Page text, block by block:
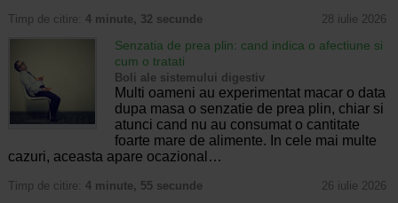
Timp de citire: 4 minute, 32 secunde 28 iulie 2026
Senzatia de prea plin: cand indica o afectiune si
cum o tratati
Boli ale sistemului digestiv
Multi oameni au experimentat macar o data
dupa masa o senzatie de prea plin, chiar si
atunci cand nu au consumat o cantitate
foarte mare de alimente. In cele mai multe
cazuri, aceasta apare ocazional…
Timp de citire: 4 minute, 55 secunde 26 iulie 2026